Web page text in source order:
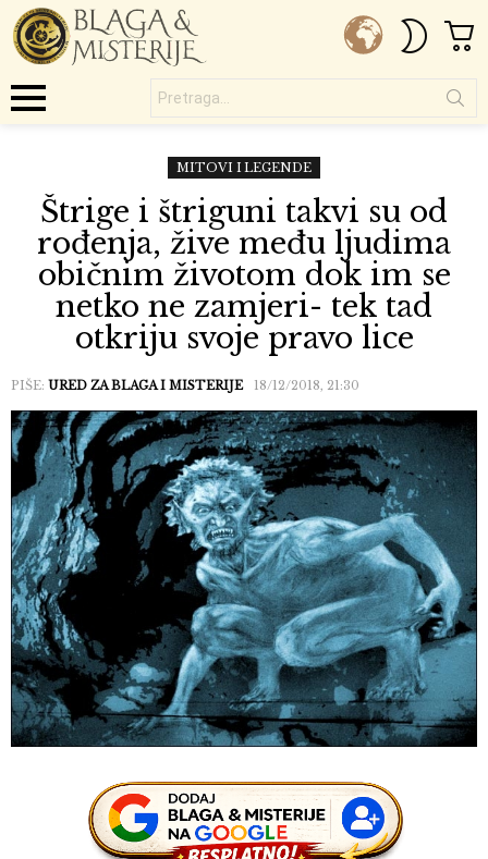
SKIN
MITOVI I LEGENDE
Štrige i štriguni takvi su od
rođenja, žive među ljudima
običnim životom dok im se
netko ne zamjeri- tek tad
otkriju svoje pravo lice
PIŠE: URED ZA BLAGA I MISTERIJE 18/12/2018, 21:30